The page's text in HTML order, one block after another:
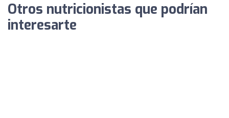
Otros nutricionistas que podrían
interesarte